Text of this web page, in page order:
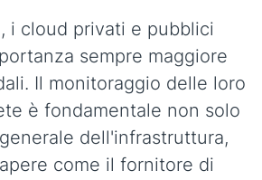
i cloud privati e pubblici
sempre maggiore
Il monitoraggio delle loro
è fondamentale non solo
dell'infrastruttura,
come il fornitore di